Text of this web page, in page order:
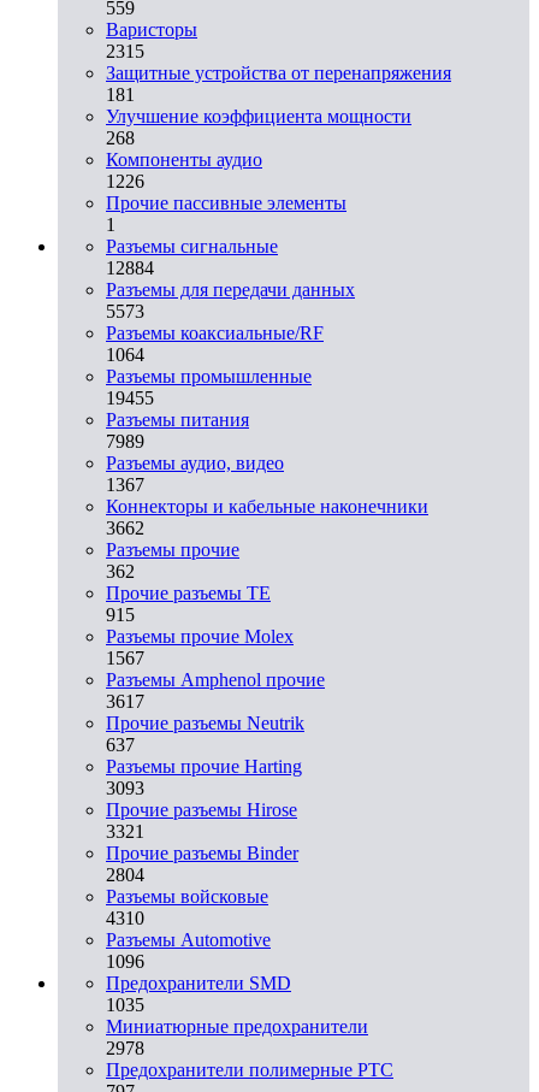
559
Варисторы
2315
Защитные устройства от перенапряжения
181
Улучшение коэффициента мощности
268
Компоненты аудио
1226
Прочие пассивные элементы
1
Разъeмы сигнальные
12884
Разъeмы для передачи данных
5573
Разъeмы коаксиальные/RF
1064
Разъeмы промышленные
19455
Разъeмы питания
7989
Разъeмы аудио, видео
1367
Коннекторы и кабельные наконечники
3662
Разъeмы прочие
362
Прочие разъемы TE
915
Разъемы прочие Molex
1567
Разъемы Amphenol прочие
3617
Прочие разъемы Neutrik
637
Разъемы прочие Harting
3093
Прочие разъемы Hirose
3321
Прочие разъемы Binder
2804
Разъемы войсковые
4310
Разъeмы Automotive
1096
Предохранители SMD
1035
Миниатюрные предохранители
2978
Предохранители полимерные PTC